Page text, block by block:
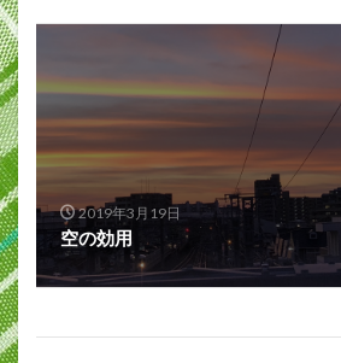
2019年3月19日
空の効用